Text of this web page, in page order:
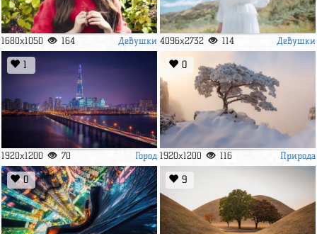
1680x1050 164 Девушки 4096x2732 114 Девушки
1
1920x1200 70 Город
0
1920x1200 116 Природа
0 9